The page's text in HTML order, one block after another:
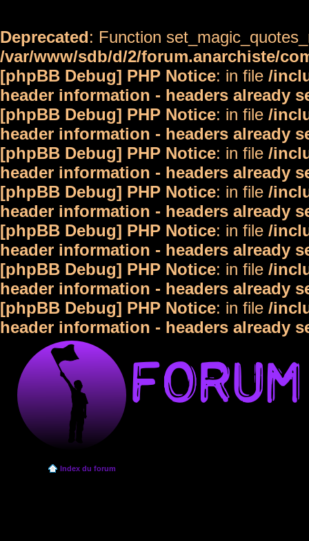
Deprecated: Function
/var/www/sdb/d/2/forum.anarchiste/
[phpBB Debug] PHP Notice: in file /
header information - headers already
[phpBB Debug] PHP Notice: in file /
header information - headers already
[phpBB Debug] PHP Notice: in file /
header information - headers already
[phpBB Debug] PHP Notice: in file /
header information - headers already
[phpBB Debug] PHP Notice: in file /
header information - headers already
[phpBB Debug] PHP Notice: in file /
header information - headers already
[phpBB Debug] PHP Notice: in file /
header information - headers already
Index du forum